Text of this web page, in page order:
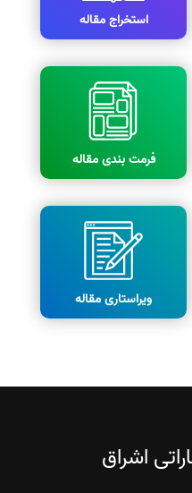
استخراج مقاله
فرمت بندی مقاله
ویراستاری مقاله
اشراق